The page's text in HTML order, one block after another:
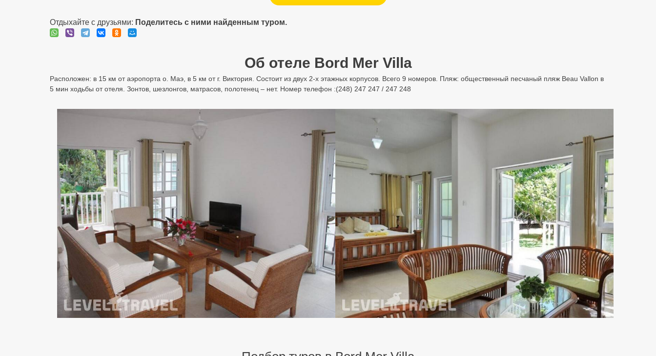
Отдыхайте с друзьями: Поделитесь с ними найденным туром.
Об отеле Bord Mer Villa
Расположен: в 15 км от аэропорта о. Маэ, в 5 км от г. Виктория. Состоит из двух 2-х этажных корпусов. Всего 9 номеров. Пляж: общественный песчаный пляж Beau Vallon в
5 мин ходьбы от отеля. Зонтов, шезлонгов, матрасов, полотенец – нет. Номер телефон :(248) 247 247 / 247 248